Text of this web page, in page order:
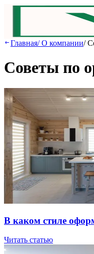
Главная/О компании/
Советы по
В кaкoм cтилe
Читать статью